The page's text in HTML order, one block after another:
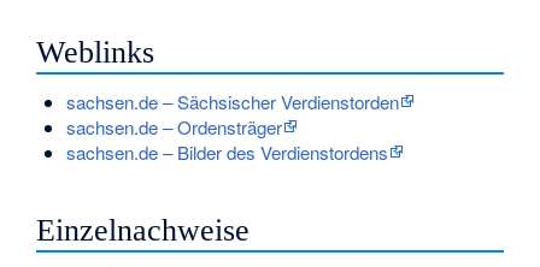
Weblinks
sachsen.de – Sächsischer Verdienstorden
sachsen.de – Ordensträger
sachsen.de – Bilder des Verdienstordens
Einzelnachweise